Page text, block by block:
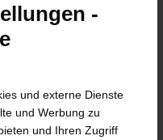
FÜR:
-
und externe Dienste
und Werbung zu
und Ihren Zugriff